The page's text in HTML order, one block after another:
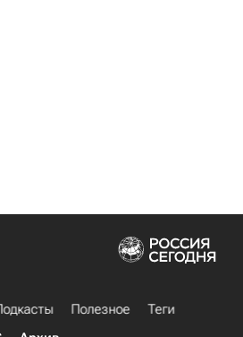
Полезное
Теги